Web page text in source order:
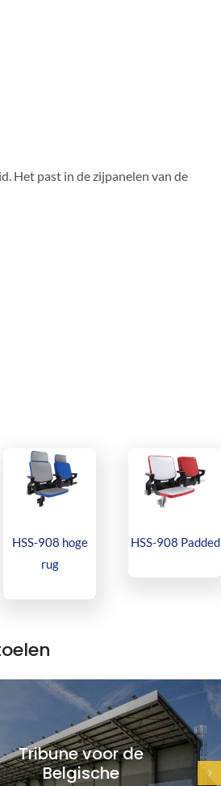
Het past in de zijpanelen van de
HSS-908 hoge
rug
HSS-908 Padded
Tribune voor de
Belgische